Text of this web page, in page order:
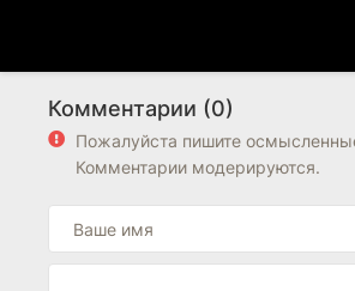
Комментарии (0)
Пожалуйста пишите
Комментарии модерируются.